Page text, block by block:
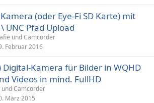
(oder Eye-Fi SD Karte) mit
UNC Pfad Upload
und Camcorder
Februar 2016
Digital-Kamera für Bilder in WQHD
Videos in mind. FullHD
Camcorder
März 2015